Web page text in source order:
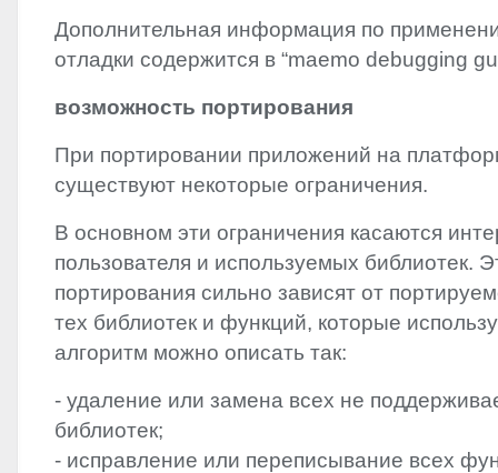
Дополнительная информация по
отладки содержится в “maemo debugging
возможность портирования
При портировании приложений на
существуют некоторые ограничения.
В основном эти ограничения касаются
пользователя и используемых библиотек.
портирования сильно зависят от
тех библиотек и функций, которые
алгоритм можно описать так:
- удаление или замена всех не
библиотек;
- исправление или переписывание всех